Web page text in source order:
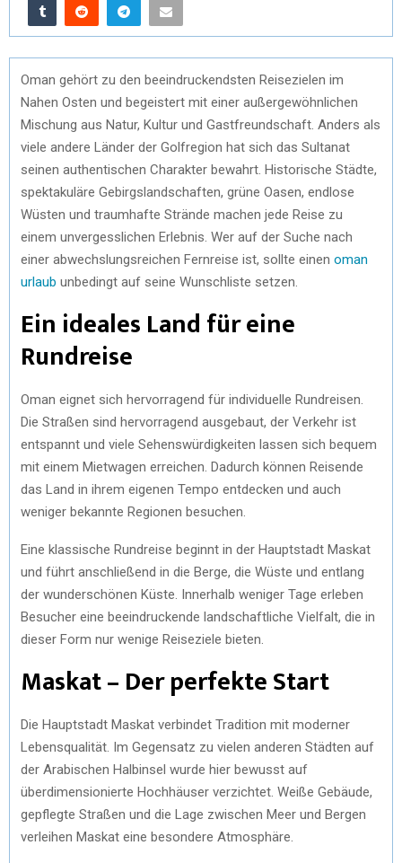
Oman gehört zu den beeindruckendsten Reisezielen im
Nahen Osten und begeistert mit einer außergewöhnlichen
Mischung aus Natur, Kultur und Gastfreundschaft. Anders als
viele andere Länder der Golfregion hat sich das Sultanat
seinen authentischen Charakter bewahrt. Historische Städte,
spektakuläre Gebirgslandschaften, grüne Oasen, endlose
Wüsten und traumhafte Strände machen jede Reise zu
einem unvergesslichen Erlebnis. Wer auf der Suche nach
einer abwechslungsreichen Fernreise ist, sollte einen oman
urlaub unbedingt auf seine Wunschliste setzen.
Ein ideales Land für eine
Rundreise
Oman eignet sich hervorragend für individuelle Rundreisen.
Die Straßen sind hervorragend ausgebaut, der Verkehr ist
entspannt und viele Sehenswürdigkeiten lassen sich bequem
mit einem Mietwagen erreichen. Dadurch können Reisende
das Land in ihrem eigenen Tempo entdecken und auch
weniger bekannte Regionen besuchen.
Eine klassische Rundreise beginnt in der Hauptstadt Maskat
und führt anschließend in die Berge, die Wüste und entlang
der wunderschönen Küste. Innerhalb weniger Tage erleben
Besucher eine beeindruckende landschaftliche Vielfalt, die in
dieser Form nur wenige Reiseziele bieten.
Maskat – Der perfekte Start
Die Hauptstadt Maskat verbindet Tradition mit moderner
Lebensqualität. Im Gegensatz zu vielen anderen Städten auf
der Arabischen Halbinsel wurde hier bewusst auf
überdimensionierte Hochhäuser verzichtet. Weiße Gebäude,
gepflegte Straßen und die Lage zwischen Meer und Bergen
verleihen Maskat eine besondere Atmosphäre.